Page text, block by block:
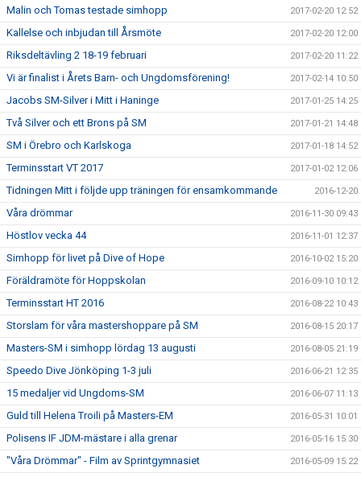
Malin och Tomas testade simhopp 2017-02-20 12:52
Kallelse och inbjudan till Årsmöte 2017-02-20 12:00
Riksdeltävling 2 18-19 februari 2017-02-20 11:22
Vi är finalist i Årets Barn- och Ungdomsförening! 2017-02-14 10:50
Jacobs SM-Silver i Mitt i Haninge 2017-01-25 14:25
Två Silver och ett Brons på SM 2017-01-21 14:48
SM i Örebro och Karlskoga 2017-01-18 14:52
Terminsstart VT 2017 2017-01-02 12:06
Tidningen Mitt i följde upp träningen för ensamkommande 2016-12-20
Våra drömmar 2016-11-30 09:43
Höstlov vecka 44 2016-11-01 12:37
Simhopp för livet på Dive of Hope 2016-10-02 15:20
Föräldramöte för Hoppskolan 2016-09-10 10:12
Terminsstart HT 2016 2016-08-22 10:43
Storslam för våra mastershoppare på SM 2016-08-15 20:17
Masters-SM i simhopp lördag 13 augusti 2016-08-05 21:19
Speedo Dive Jönköping 1-3 juli 2016-06-21 12:35
15 medaljer vid Ungdoms-SM 2016-06-07 11:13
Guld till Helena Troili på Masters-EM 2016-05-31 10:01
Polisens IF JDM-mästare i alla grenar 2016-05-16 15:30
"Våra Drömmar" - Film av Sprintgymnasiet 2016-05-09 15:22